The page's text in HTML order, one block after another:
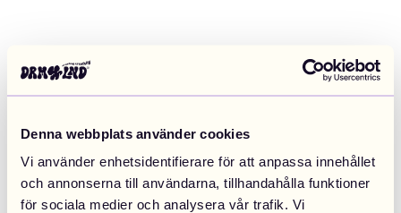
Denna webbplats använder cookies
Vi använder enhetsidentifierare för att anpassa innehållet
och annonserna till användarna, tillhandahålla funktioner
för sociala medier och analysera vår trafik. Vi